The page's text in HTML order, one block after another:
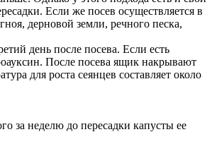
Если же посев осуществляется в
дерновой земли, речного песка,
день после посева. Если есть
После посева ящик накрывают
для роста сеянцев составляет около
за неделю до пересадки капусты ее